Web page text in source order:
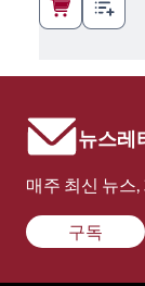
뉴스레
매주 최신 뉴스
구독